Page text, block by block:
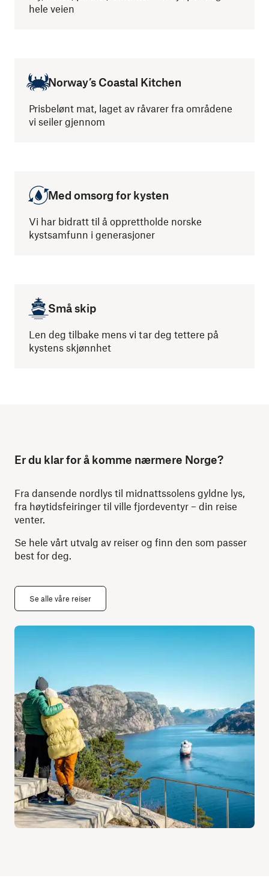
hele veien
Norway’s Coastal Kitchen
Prisbelønt mat, laget av råvarer fra områdene
vi seiler gjennom
Med omsorg for kysten
Vi har bidratt til å opprettholde norske
kystsamfunn i generasjoner
Små skip
Len deg tilbake mens vi tar deg tettere på
kystens skjønnhet
Er du klar for å komme nærmere Norge?
Fra dansende nordlys til midnattssolens gyldne lys,
fra høytidsfeiringer til ville fjordeventyr – din reise
venter.
Se hele vårt utvalg av reiser og finn den som passer
best for deg.
Se alle våre reiser